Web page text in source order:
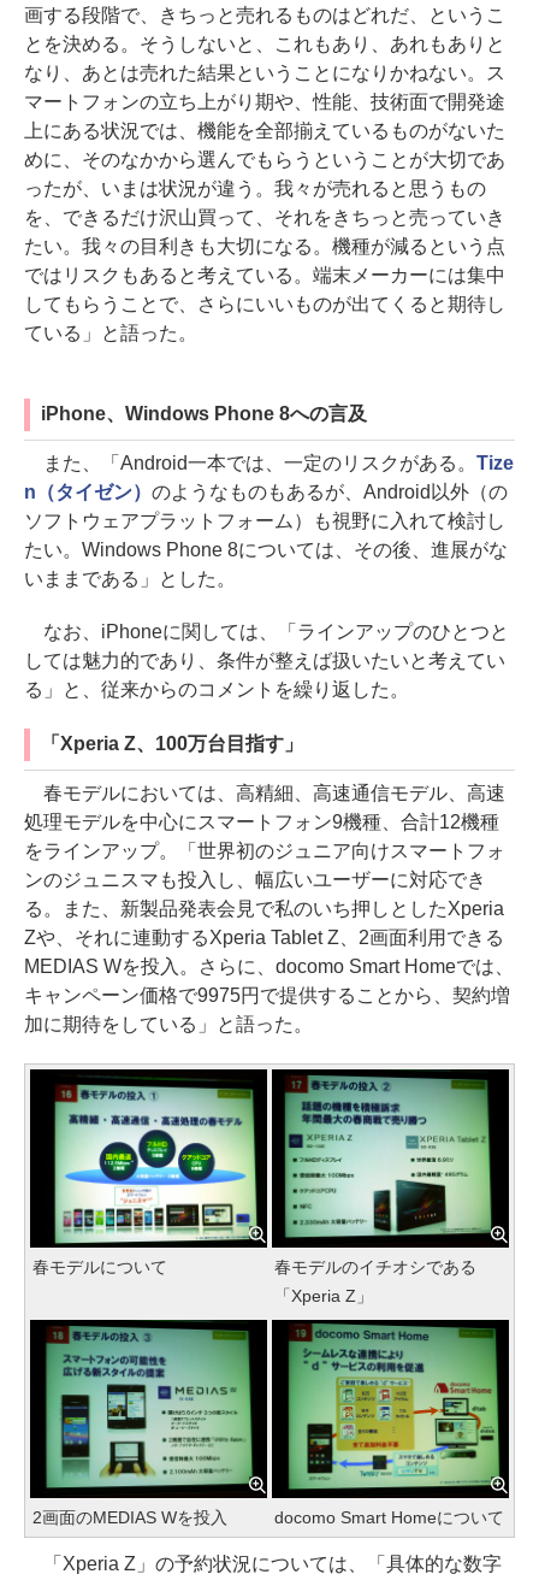
画する段階で、きちっと売れるものはどれだ、というこ
とを決める。そうしないと、これもあり、あれもありと
なり、あとは売れた結果ということになりかねない。ス
マートフォンの立ち上がり期や、性能、技術面で開発途
上にある状況では、機能を全部揃えているものがないた
めに、そのなかから選んでもらうということが大切であ
ったが、いまは状況が違う。我々が売れると思うもの
を、できるだけ沢山買って、それをきちっと売っていき
たい。我々の目利きも大切になる。機種が減るという点
ではリスクもあると考えている。端末メーカーには集中
してもらうことで、さらにいいものが出てくると期待し
ている」と語った。
iPhone、Windows Phone 8への言及
また、「Android一本では、一定のリスクがある。 Tize
n（タイゼン） のようなものもあるが、Android以外（の
ソフトウェアプラットフォーム）も視野に入れて検討し
たい。Windows Phone 8については、その後、進展がな
いままである」とした。
なお、iPhoneに関しては、「ラインアップのひとつと
しては魅力的であり、条件が整えば扱いたいと考えてい
る」と、従来からのコメントを繰り返した。
「Xperia Z、100万台目指す」
春モデルにおいては、高精細、高速通信モデル、高速
処理モデルを中心にスマートフォン9機種、合計12機種
をラインアップ。「世界初のジュニア向けスマートフォ
ンのジュニスマも投入し、幅広いユーザーに対応でき
る。また、新製品発表会見で私のいち押しとしたXperia
Zや、それに連動するXperia Tablet Z、2画面利用できる
MEDIAS Wを投入。さらに、docomo Smart Homeでは、
キャンペーン価格で9975円で提供することから、契約増
加に期待をしている」と語った。
春モデルについて
春モデルのイチオシである
「Xperia Z」
2画面のMEDIAS Wを投入 docomo Smart Homeについて
「Xperia Z」の予約状況については、「具体的な数字